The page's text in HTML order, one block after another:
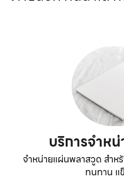
บริการจำห
จำหน่ายแผ่นพลาสวูด สำห
ทนทาน แ